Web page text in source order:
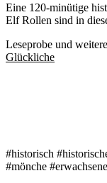
Eine 120-minütige
Elf Rollen sind in
Leseprobe und
Glückliche
#historisch
#mönche